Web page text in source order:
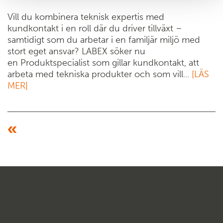
Vill du kombinera teknisk expertis med
kundkontakt i en roll där du driver tillväxt –
samtidigt som du arbetar i en familjär miljö med
stort eget ansvar? LABEX söker nu
en Produktspecialist som gillar kundkontakt, att
arbeta med tekniska produkter och som vill... [LÄS
MER]
«